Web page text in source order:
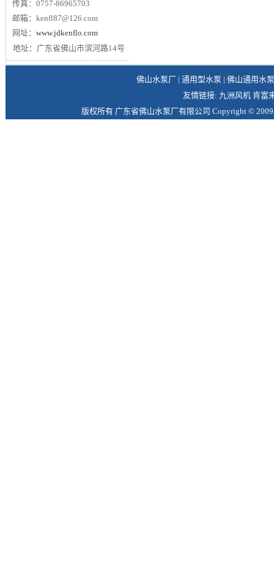
传真：0757-86965703
邮箱：kenfl87@126.com
网址： www.jdkenflo.com
地址：广东省佛山市滨河路14号
佛山水泵厂| 通用型水泵 | 佛山通用水泵
友情链接: 九洲风机 肯富
版权所有 广东省佛山水泵厂有限公司 Copyright ©